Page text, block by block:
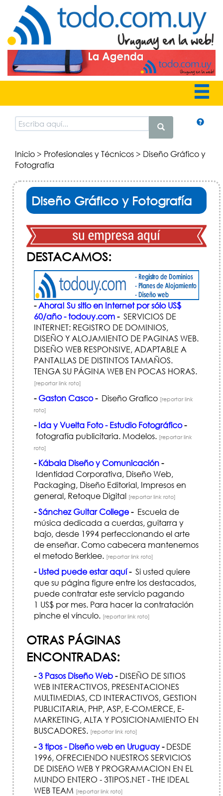
Inicio> Profesionales y Técnicos> Diseño Gráfico y
Fotografía
Diseño Gráfico y Fotografía
DESTACAMOS:
-Ahora! Su sitio en Internet por sólo US$
60/año - todouy.com-SERVICIOS DE
INTERNET: REGISTRO DE DOMINIOS,
DISEÑO Y ALOJAMIENTO DE PAGINAS WEB.
DISEÑO WEB RESPONSIVE, ADAPTABLE A
PANTALLAS DE DISTINTOS TAMAÑOS.
TENGA SU PÁGINA WEB EN POCAS HORAS.
[reportar link roto]
- Gaston Casco-Diseño Grafico [reportar link
roto]
- Ida y Vuelta Foto - Estudio Fotográfico-
fotografía publicitaria. Modelos. [reportar link
roto]
- Kábala Diseño y Comunicación-
Identidad Corporativa, Diseño Web,
Packaging, Diseño Editorial, Impresos en
general, Retoque Digital [reportar link roto]
-Sánchez Guitar College-Escuela de
música dedicada a cuerdas, guitarra y
bajo, desde 1994 perfeccionando el arte
de enseñar. Como cabecera mantenemos
el metodo Berklee. [reportar link roto]
- Usted puede estar aquí-Si usted quiere
que su página figure entre los destacados,
puede contratar este servicio pagando
1 US$ por mes. Para hacer la contratación
pinche el vínculo. [reportar link roto]
OTRAS PÁGINAS
ENCONTRADAS:
-3 Pasos Diseño Web-DISEÑO DE SITIOS
WEB INTERACTIVOS, PRESENTACIONES
MULTIMEDIAS, CD INTERACTIVOS, GESTION
PUBLICITARIA, PHP, ASP, E-COMERCE, E-
MARKETING, ALTA Y POSICIONAMIENTO EN
BUSCADORES. [reportar link roto]
-3 tipos - Diseño web en Uruguay-DESDE
1996, OFRECIENDO NUESTROS SERVICIOS
DE DISEñO WEB Y PROGRAMACION EN EL
MUNDO ENTERO - 3TIPOS.NET - THE IDEAL
WEB TEAM [reportar link roto]